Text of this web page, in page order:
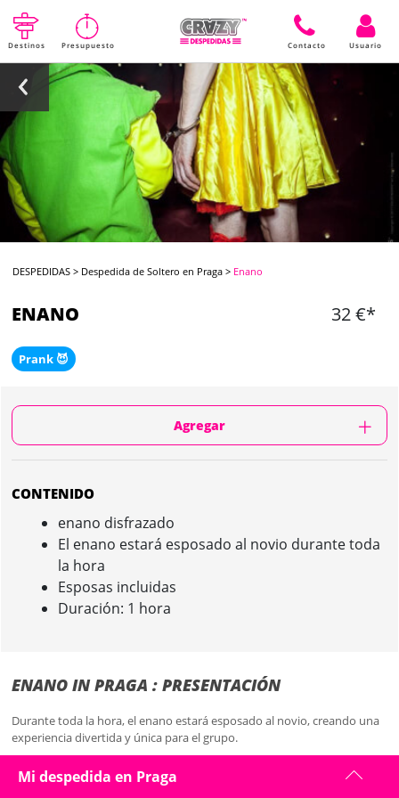
Destinos Presupuesto Contacto Usuario
DESPEDIDAS > Despedida de Soltero en Praga > Enano
ENANO 32 €*
Prank 😈
Agregar
CONTENIDO
enano disfrazado
El enano estará esposado al novio durante toda
la hora
Esposas incluidas
Duración: 1 hora
ENANO IN PRAGA : PRESENTACIÓN
Durante toda la hora, el enano estará esposado al novio, creando una
experiencia divertida y única para el grupo.
Las esposas están incluidas en la actividad, asegurando que el novio
no pueda escapar de esta situación inesperada. ¡Una experiencia que
Mi despedida en Praga